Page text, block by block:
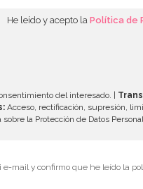
He leído y acepto la Política de
del interesado. |
Acceso, rectificación, supresión,
la Protección de Datos
mail y confirmo que he leído la